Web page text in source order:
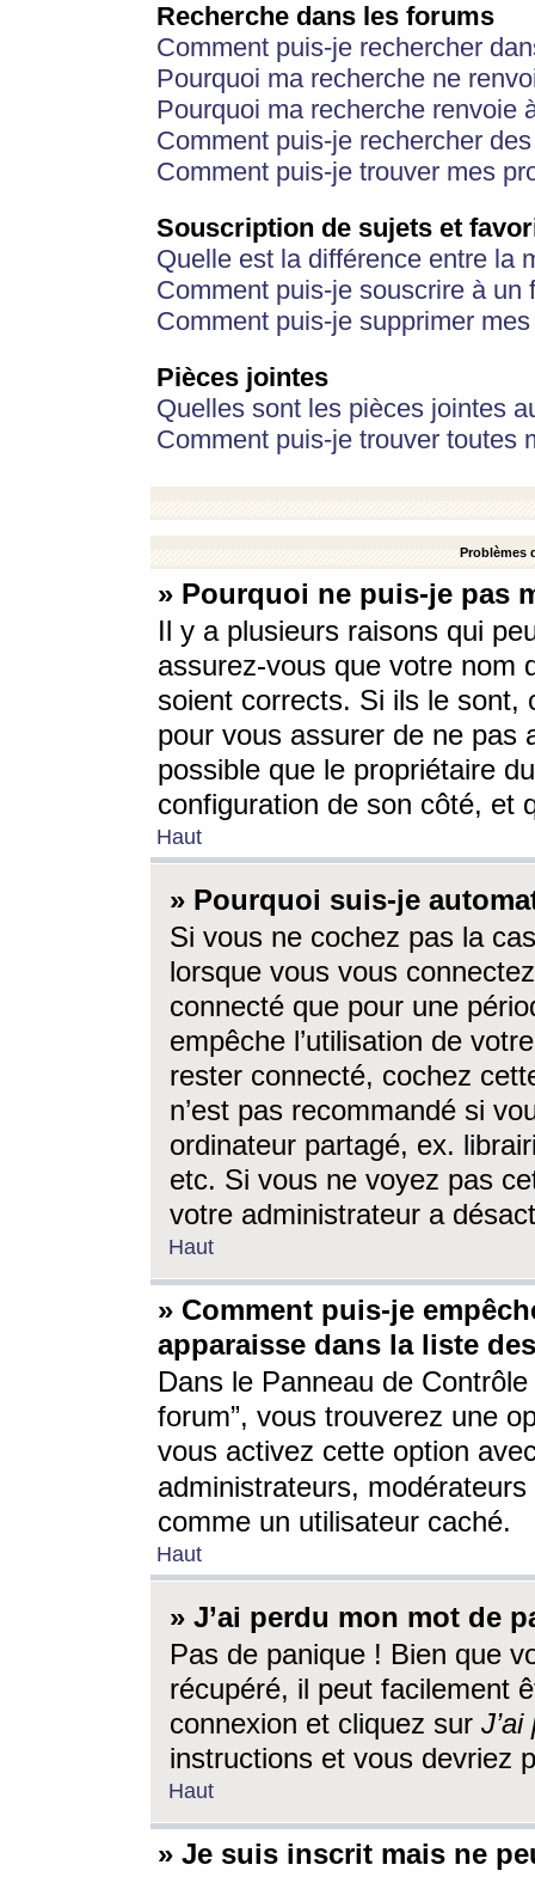
Recherche dans les forums
Comment puis-je rechercher
Pourquoi ma recherche ne
Pourquoi ma recherche renvoie
Comment puis-je rechercher
Comment puis-je trouver mes
Souscription de sujets et
Quelle est la différence entre la
Comment puis-je souscrire à
Comment puis-je supprimer
Pièces jointes
Quelles sont les pièces jointes
Comment puis-je trouver toutes
Problèmes
» Pourquoi ne puis-je pas
Il y a plusieurs raisons qui
assurez-vous que votre nom
soient corrects. Si ils le sont,
pour vous assurer de ne pas
possible que le propriétaire
configuration de son côté, et
Haut
» Pourquoi suis-je
Si vous ne cochez pas la
lorsque vous vous
connecté que pour une
empêche l’utilisation de
rester connecté, cochez
n’est pas recommandé si
ordinateur partagé, ex.
etc. Si vous ne voyez pas
votre administrateur a
Haut
» Comment puis-je
apparaisse dans la liste
Dans le Panneau de
forum”, vous trouverez une
vous activez cette option
administrateurs,
comme un utilisateur caché.
Haut
» J’ai perdu mon mot de
Pas de panique ! Bien que
récupéré, il peut facilement
connexion et cliquez sur
instructions et vous devriez
Haut
» Je suis inscrit mais ne